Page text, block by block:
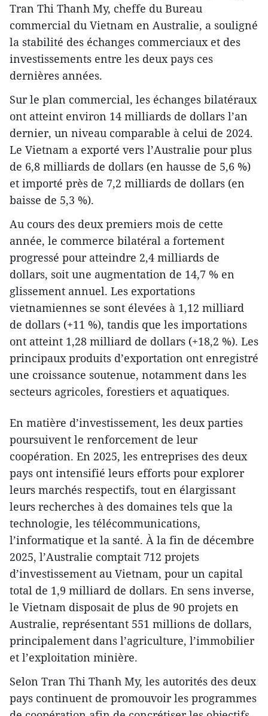
Tran Thi Thanh My, cheffe du Bureau
commercial du Vietnam en Australie, a souligné
la stabilité des échanges commerciaux et des
investissements entre les deux pays ces
dernières années.
Sur le plan commercial, les échanges bilatéraux
ont atteint environ 14 milliards de dollars l’an
dernier, un niveau comparable à celui de 2024.
Le Vietnam a exporté vers l’Australie pour plus
de 6,8 milliards de dollars (en hausse de 5,6 %)
et importé près de 7,2 milliards de dollars (en
baisse de 5,3 %).
Au cours des deux premiers mois de cette
année, le commerce bilatéral a fortement
progressé pour atteindre 2,4 milliards de
dollars, soit une augmentation de 14,7 % en
glissement annuel. Les exportations
vietnamiennes se sont élevées à 1,12 milliard
de dollars (+11 %), tandis que les importations
ont atteint 1,28 milliard de dollars (+18,2 %). Les
principaux produits d’exportation ont enregistré
une croissance soutenue, notamment dans les
secteurs agricoles, forestiers et aquatiques.
En matière d’investissement, les deux parties
poursuivent le renforcement de leur
coopération. En 2025, les entreprises des deux
pays ont intensifié leurs efforts pour explorer
leurs marchés respectifs, tout en élargissant
leurs recherches à des domaines tels que la
technologie, les télécommunications,
l’informatique et la santé. À la fin de décembre
2025, l’Australie comptait 712 projets
d’investissement au Vietnam, pour un capital
total de 1,9 milliard de dollars. En sens inverse,
le Vietnam disposait de plus de 90 projets en
Australie, représentant 551 millions de dollars,
principalement dans l’agriculture, l’immobilier
et l’exploitation minière.
Selon Tran Thi Thanh My, les autorités des deux
pays continuent de promouvoir les programmes